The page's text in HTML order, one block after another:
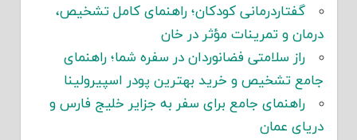
گفتاردرمانی کودکان؛ راهنمای کامل تشخیص،
درمان و تمرینات مؤثر در خان
راز سلامتی فضانوردان در سفره شما؛ راهنمای
جامع تشخیص و خرید بهترین پودر اسپیرولینا
راهنمای جامع برای سفر به جزایر خلیج فارس و
دریای عمان